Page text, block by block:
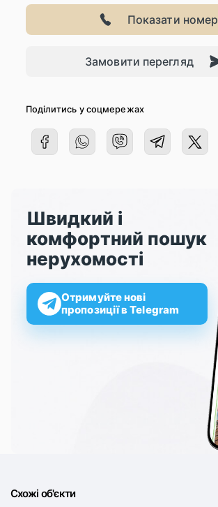
Показати номер
Замовити перегляд
Поділитись у соцмережах
Швидкий і
комфортний пошук
нерухомості
Отримуйте нові
пропозиції в Telegram
Схожі об'єкти